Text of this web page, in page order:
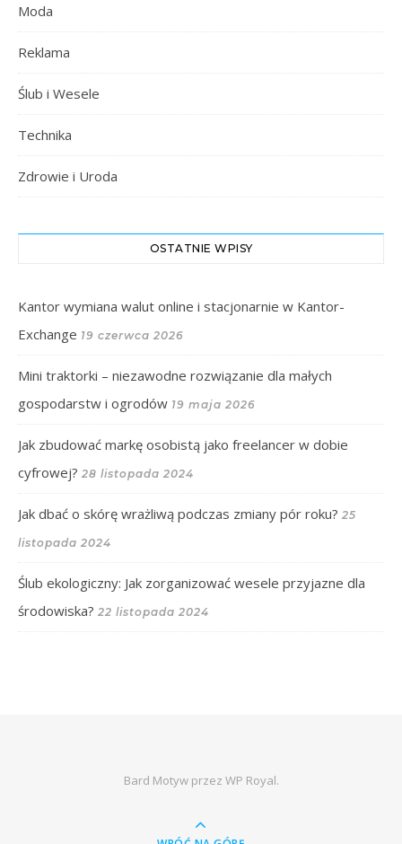
Moda
Reklama
Ślub i Wesele
Technika
Zdrowie i Uroda
OSTATNIE WPISY
Kantor wymiana walut online i stacjonarnie w Kantor-
Exchange 19 czerwca 2026
Mini traktorki – niezawodne rozwiązanie dla małych
gospodarstw i ogrodów 19 maja 2026
Jak zbudować markę osobistą jako freelancer w dobie
cyfrowej? 28 listopada 2024
Jak dbać o skórę wrażliwą podczas zmiany pór roku? 25
listopada 2024
Ślub ekologiczny: Jak zorganizować wesele przyjazne dla
środowiska? 22 listopada 2024
Bard Motyw przez WP Royal.